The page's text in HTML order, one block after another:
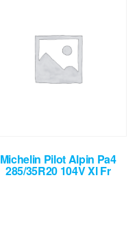
Michelin Pilot Alpin Pa4
285/35R20 104V Xl Fr